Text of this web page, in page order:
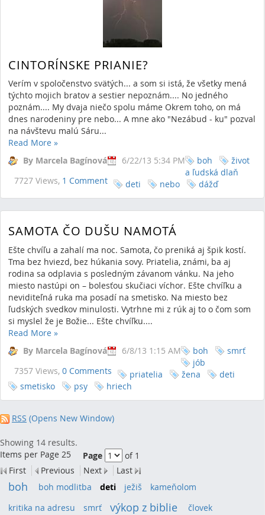
CINTORÍNSKE PRIANIE?
Verím v spoločenstvo svätých... a som si istá, že všetky mená
týchto mojich bratov a sestier nepoznám.... No jedného
poznám.... My dvaja niečo spolu máme Okrem toho, on má
dnes narodeniny pre nebo... A mne ako "Nezábud - ku" pozval
na návštevu malú Sáru...
Read More »
By Marcela Bagínová
6/22/13 5:34 PM
7727 Views, 1 Comment
boh
život
a ľudská dlaň
deti
nebo dážď
SAMOTA ČO DUŠU NAMOTÁ
Ešte chvíľu a zahalí ma noc. Samota, čo preniká aj špik kostí.
Tma bez hviezd, bez húkania sovy. Priatelia, známi, ba aj
rodina sa odplavia s posledným závanom vánku. Na jeho
miesto nastúpi on – bolesťou skučiaci víchor. Ešte chvíľku a
neviditeľná ruka ma posadí na smetisko. Na miesto bez
ľudských svedkov minulosti. Vytrhne mi z rúk aj to o čom som
si myslel že je Božie... Ešte chvíľku....
Read More »
By Marcela Bagínová
6/8/13 1:15 AM
7357 Views, 0 Comments
boh
smrť
jób
priatelia
žena
deti
smetisko
psy hriech
RSS (Opens New Window)
Showing 14 results.
Items per Page 25
Page
of 1
First
Previous Next Last
boh (24)boh modlitba (7)deti (14)
ježiš (9)kameňolom
kritika na adresu (9)smrť (11)
výkop z biblie (20)
človek